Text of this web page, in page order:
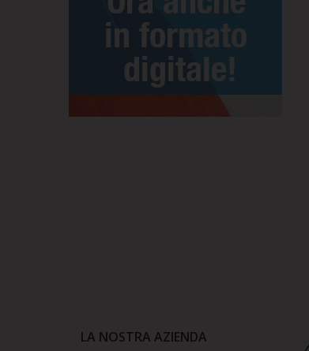
LA NOSTRA AZIENDA